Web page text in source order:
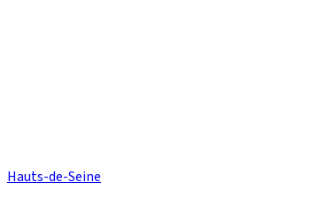
Hauts-de-Seine